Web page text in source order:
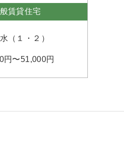
賃貸住宅
（１・２）
円〜51,000円